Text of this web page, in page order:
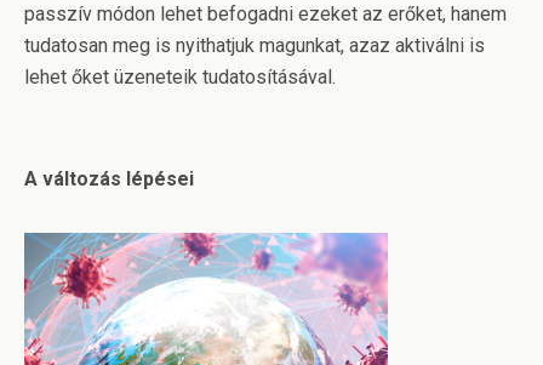
passzív módon lehet befogadni ezeket az erőket, hanem
tudatosan meg is nyithatjuk magunkat, azaz aktiválni is
lehet őket üzeneteik tudatosításával.
A változás lépései